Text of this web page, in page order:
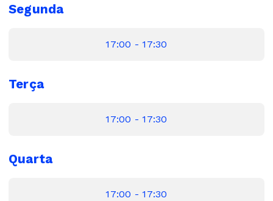
Segunda
17:00 - 17:30
Terça
17:00 - 17:30
Quarta
17:00 - 17:30